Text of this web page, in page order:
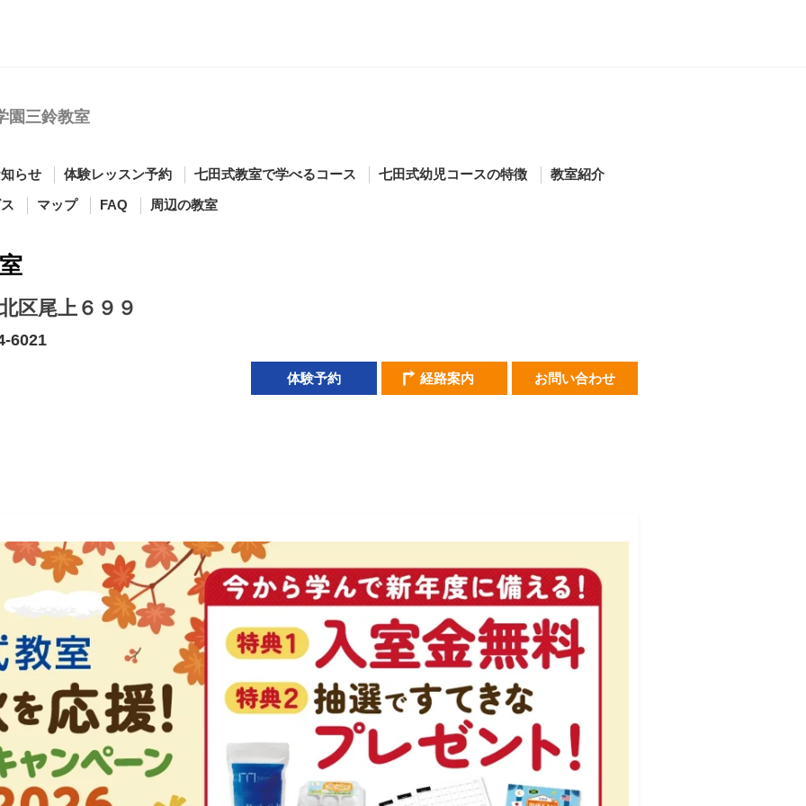
園三鈴教室
らせ 体験レッスン予約 七田式教室で学べるコース 七田式幼児コースの特徴
教室紹介
マップ FAQ 周辺の教室
区尾上６９９
6021
体験予約 経路案内 お問い合わせ